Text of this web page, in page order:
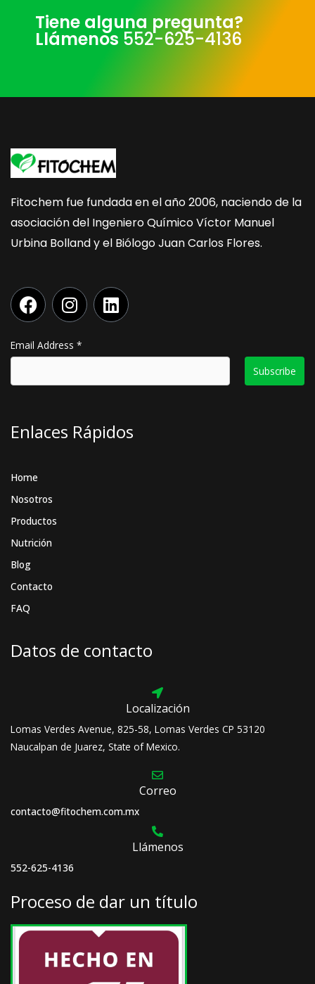
Tiene alguna pregunta?
Llámenos 552-625-4136
Fitochem fue fundada en el año 2006, naciendo de la
asociación del Ingeniero Químico Víctor Manuel
Urbina Bolland y el Biólogo Juan Carlos Flores.
F
a
c
e
b
o
I
n
s
t
a
g
m
L
i
n
e
d
Email Address *
Enlaces Rápidos
Home
Nosotros
Productos
Nutrición
Blog
Contacto
FAQ
Datos de contacto
Localización
Lomas Verdes Avenue, 825-58, Lomas Verdes CP 53120
Naucalpan de Juarez, State of Mexico.
Correo
contacto@fitochem.com.mx
Llámenos
552-625-4136
Proceso de dar un título